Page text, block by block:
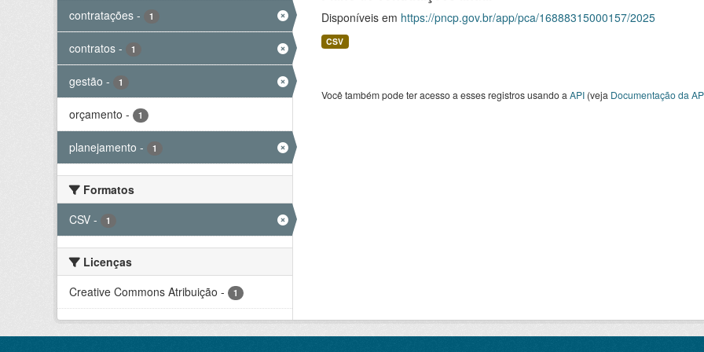
contratações - 1
contratos - 1
gestão - 1
orçamento - 1
planejamento - 1
Formatos
CSV - 1
Licenças
Creative Commons Atribuição - 1
Disponíveis em https://pncp.gov.br/app/pca/16888315000157/2025
CSV
Você também pode ter acesso a esses registros usando a API(veja Documentação da